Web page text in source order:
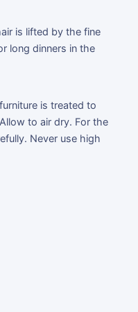
is lifted by the fine
long dinners in the
is treated to
to air dry. For the
Never use high